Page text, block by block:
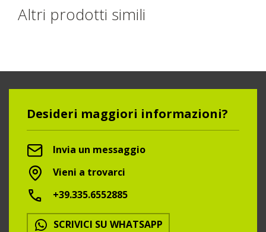
Altri prodotti simili
Desideri maggiori informazioni?
Invia un messaggio
Vieni a trovarci
+39.335.6552885
SCRIVICI SU WHATSAPP